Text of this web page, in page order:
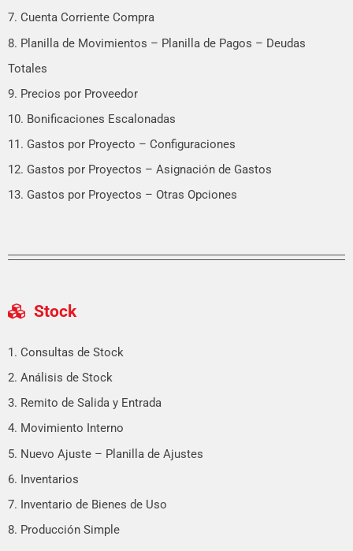
7. Cuenta Corriente Compra
8. Planilla de Movimientos – Planilla de Pagos – Deudas
Totales
9. Precios por Proveedor
10. Bonificaciones Escalonadas
11. Gastos por Proyecto – Configuraciones
12. Gastos por Proyectos – Asignación de Gastos
13. Gastos por Proyectos – Otras Opciones
Stock
1. Consultas de Stock
2. Análisis de Stock
3. Remito de Salida y Entrada
4. Movimiento Interno
5. Nuevo Ajuste – Planilla de Ajustes
6. Inventarios
7. Inventario de Bienes de Uso
8. Producción Simple